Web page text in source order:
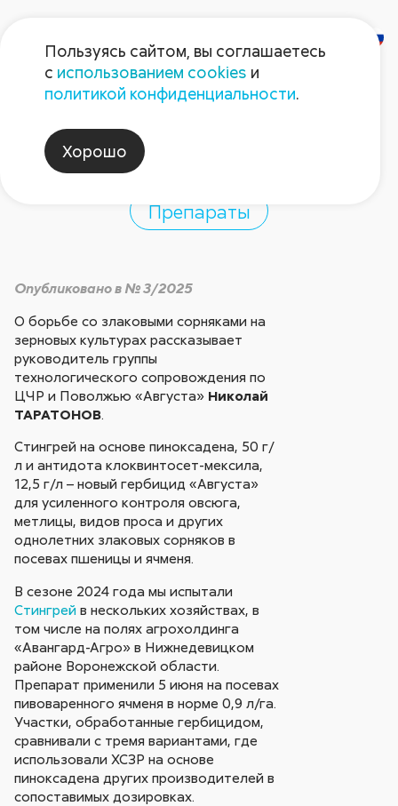
Очищение
Стингреем
Препараты
Опубликовано в № 3/2025
О борьбе со злаковыми сорняками на
зерновых культурах рассказывает
руководитель группы
технологического сопровождения по
ЦЧР и Поволжью «Августа» Николай
ТАРАТОНОВ.
Cтингрей на основе пиноксадена, 50 г/
л и антидота клоквинтосет-мексила,
12,5 г/л – новый гербицид «Августа»
для усиленного контроля овсюга,
метлицы, видов проса и других
однолетних злаковых сорняков в
посевах пшеницы и ячменя.
В сезоне 2024 года мы испытали
Стингрей в нескольких хозяйствах, в
том числе на полях агрохолдинга
«Авангард-Агро» в Нижнедевицком
районе Воронежской области.
Препарат применили 5 июня на посевах
пивоваренного ячменя в норме 0,9 л/га.
Участки, обработанные гербицидом,
сравнивали с тремя вариантами, где
использовали ХСЗР на основе
пиноксадена других производителей в
сопоставимых дозировках.
Пользуясь сайтом, вы соглашаетесь
с использованием cookies и
политикой конфиденциальности.
Хорошо